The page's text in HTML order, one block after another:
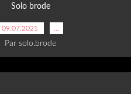
Solo brode
09.07.2021
Par solo.brode